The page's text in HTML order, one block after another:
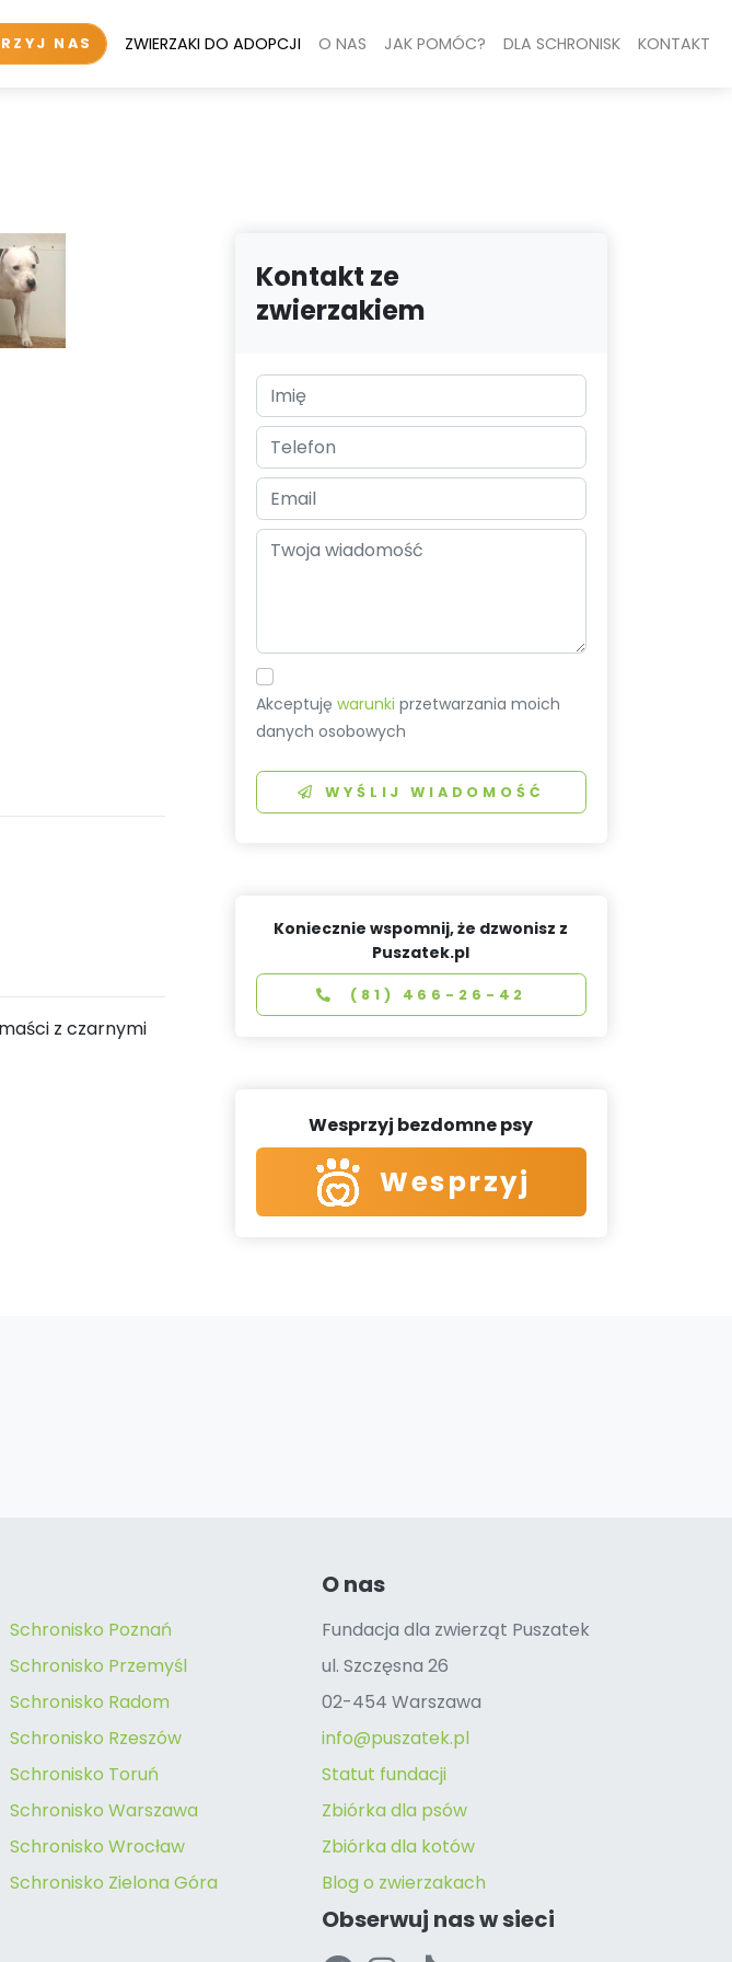
NAS ZWIERZAKI DO ADOPCJI O NAS JAK POMÓC? DLA SCHRONISK KONTAKT
z czarnymi
Kontakt ze
zwierzakiem
Akceptujęwarunki przetwarzania moich
danych osobowych
WYŚLIJ WIADOMOŚĆ
Koniecznie wspomnij, że dzwonisz z
Puszatek.pl
(81) 466-26-42
Wesprzyj bezdomne psy
Wesprzyj
Schronisko Poznań
Schronisko Przemyśl
Schronisko Radom
Schronisko Rzeszów
Schronisko Toruń
Schronisko Warszawa
Schronisko Wrocław
Schronisko Zielona Góra
O nas
Fundacja dla zwierząt Puszatek
ul. Szczęsna 26
02-454 Warszawa
info@puszatek.pl
Statut fundacji
Zbiórka dla psów
Zbiórka dla kotów
Blog o zwierzakach
Obserwuj nas w sieci